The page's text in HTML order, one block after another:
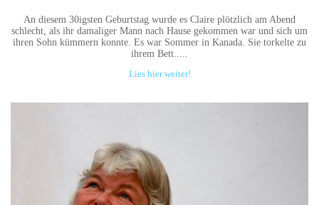
An diesem 30igsten Geburtstag wurde es Claire plötzlich am Abend
schlecht, als ihr damaliger Mann nach Hause gekommen war und sich um
ihren Sohn kümmern konnte. Es war Sommer in Kanada. Sie torkelte zu
ihrem Bett.....
Lies hier weiter!